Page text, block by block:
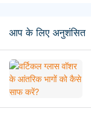
आप के लिए अनुशंसित